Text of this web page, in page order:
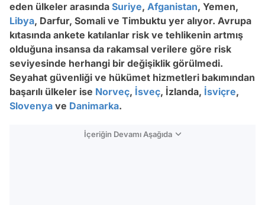
eden ülkeler arasında Suriye, Afganistan, Yemen,
Libya, Darfur, Somali ve Timbuktu yer alıyor. Avrupa
kıtasında ankete katılanlar risk ve tehlikenin artmış
olduğuna insansa da rakamsal verilere göre risk
seviyesinde herhangi bir değişiklik görülmedi.
Seyahat güvenliği ve hükümet hizmetleri bakımından
başarılı ülkeler ise Norveç, İsveç, İzlanda, İsviçre,
Slovenya ve Danimarka.
İçeriğin Devamı Aşağıda